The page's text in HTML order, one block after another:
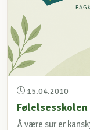
15.04.2010
Følelsesskolen
Å være sur er